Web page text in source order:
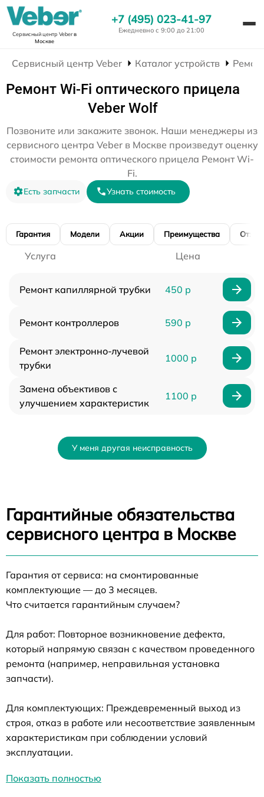
Сервисный центр Veberв
Москве
+7 (495) 023-41-97
Ежедневно с 9:00 до 21:00
Сервисный центр Veber Каталог устройств
Ремонт Wi-Fi оптического прицела
Veber Wolf
Позвоните или закажите звонок. Наши менеджеры из
сервисного центра Veber в Москве произведут оценку
стоимости ремонта оптического прицела Ремонт Wi-
Fi.
Есть запчасти Узнать стоимость
Гарантия Модели Акции Преимущества
Услуга Цена
Ремонт капиллярной трубки 450 р
Ремонт контроллеров 590 р
Ремонт электронно-лучевой
трубки
1000 р
Замена объективов с
улучшением характеристик
1100 р
У меня другая неисправность
Гарантийные обязательства
сервисного центра в Москве
Гарантия от сервиса: на смонтированные
комплектующие — до 3 месяцев.
Что считается гарантийным случаем?
Для работ: Повторное возникновение дефекта,
который напрямую связан с качеством проведенного
ремонта (например, неправильная установка
запчасти).
Для комплектующих: Преждевременный выход из
строя, отказ в работе или несоответствие заявленным
характеристикам при соблюдении условий
эксплуатации.
Показать полностью